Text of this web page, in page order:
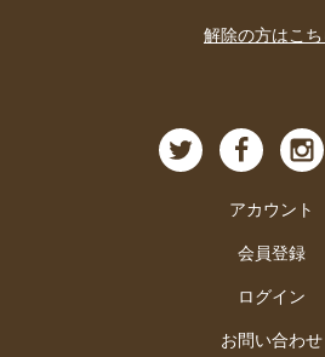
解除の方はこち
アカウント
会員登録
ログイン
お問い合わせ